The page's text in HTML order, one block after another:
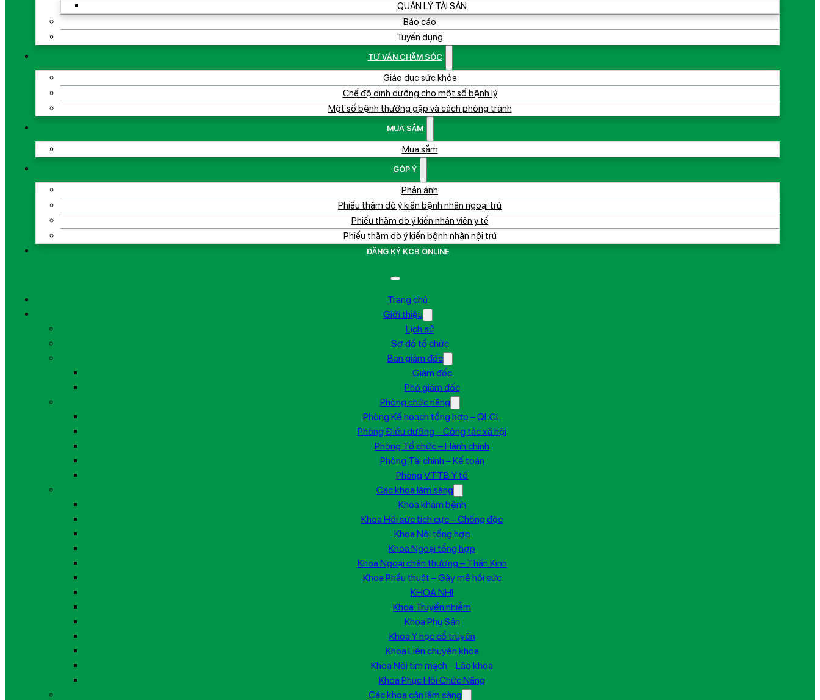
QUẢN LÝ TÀI SẢN
Báo cáo
Tuyển dụng
TƯ VẤN CHĂM SÓC
Giáo dục sức khỏe
Chế độ dinh dưỡng cho một số bệnh lý
Một số bệnh thường gặp và cách phòng tránh
MUA SẮM
Mua sắm
GÓP Ý
Phản ánh
Phiếu thăm dò ý kiến bệnh nhân ngoại trú
Phiếu thăm dò ý kiến nhân viên y tế
Phiếu thăm dò ý kiến bệnh nhân nội trú
ĐĂNG KÝ KCB ONLINE
Trang chủ
Giới thiệu
Lịch sử
Sơ đồ tổ chức
Ban giám đốc
Giám đốc
Phó giám đốc
Phòng chức năng
Phòng Kế hoạch tổng hợp – QLCL
Phòng Điều dưỡng – Công tác xã hội
Phòng Tổ chức – Hành chính
Phòng Tài chính – Kế toán
Phòng VTTB Y tế
Các khoa lâm sàng
Khoa khám bệnh
Khoa Hồi sức tích cực – Chống độc
Khoa Nội tổng hợp
Khoa Ngoại tổng hợp
Khoa Ngoại chấn thương – Thần Kinh
Khoa Phẩu thuật – Gây mê hồi sức
KHOA NHI
Khoa Truyền nhiễm
Khoa Phụ Sản
Khoa Y học cổ truyền
Khoa Liên chuyên khoa
Khoa Nội tim mạch – Lão khoa
Khoa Phục Hồi Chức Năng
Các khoa cận lâm sàng